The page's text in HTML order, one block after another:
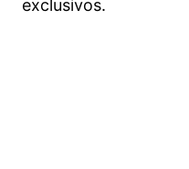
exclusivos.